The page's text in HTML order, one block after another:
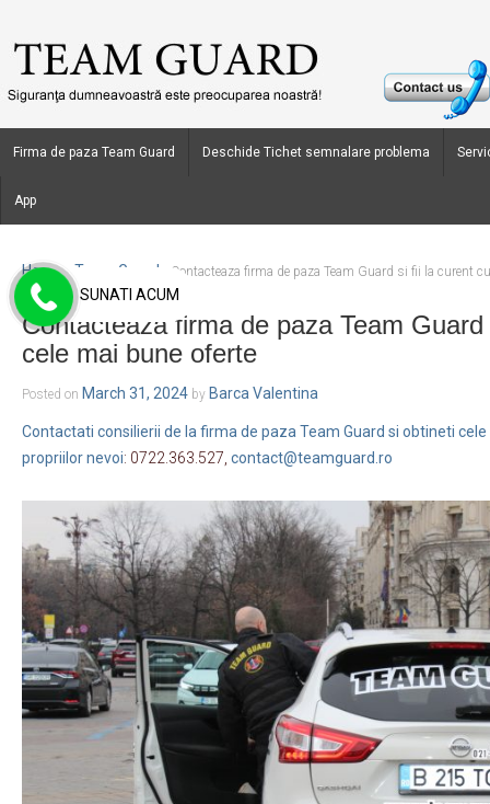
Firma de paza Team Guard Deschide Tichet semnalare problema
App
Home › Team Guard Contacteaza firma de paza Team Guard si fii la curent
Contacteaza firma de paza Team
cele mai bune oferte
Posted on March 31, 2024 by Barca Valentina
Contactati consilierii de la firma de paza Team Guard si obtineti
propriilor nevoi: 0722.363.527, contact@teamguard.ro
SUNATI ACUM